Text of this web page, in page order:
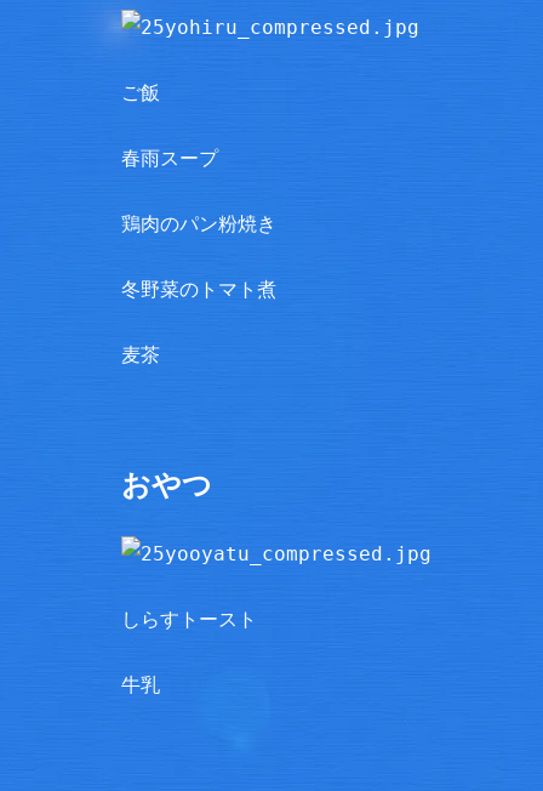
ご飯
春雨スープ
鶏肉のパン粉焼き
冬野菜のトマト煮
麦茶
おやつ
しらすトースト
牛乳